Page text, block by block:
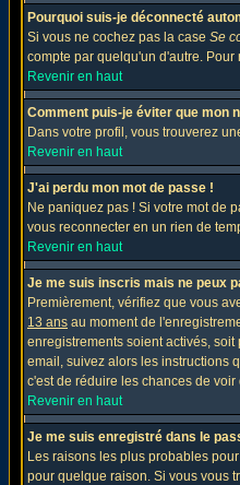
Pourquoi suis-je déconnecté
Si vous ne cochez pas la case Se
compte par quelqu'un d'autre.
Revenir en haut
Comment puis-je éviter que mon
Dans votre profil, vous trouverez
Revenir en haut
J'ai perdu mon mot de passe !
Ne paniquez pas ! Si votre mot de
vous reconnecter en un rien de
Revenir en haut
Je me suis inscris mais ne peux
Premièrement, vérifiez que vous
13 ans au moment de
enregistrements soient activés,
email, suivez alors les instructions
c'est de réduire les chances de
Revenir en haut
Je me suis enregistré dans le
Les raisons les plus probables
pour quelque raison. Si vous vous